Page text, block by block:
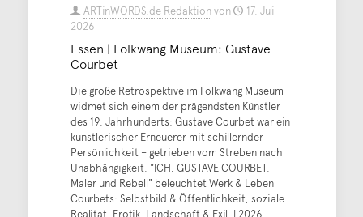
ARTinWORDS.de Redaktionvon
17. Juli
2026
Essen | Folkwang Museum: Gustave
Courbet
Die große Retrospektive im Folkwang Museum
widmet sich einem der prägendsten Künstler
des 19. Jahrhunderts: Gustave Courbet war ein
künstlerischer Erneuerer mit schillernder
Persönlichkeit – getrieben vom Streben nach
Unabhängigkeit. "ICH, GUSTAVE COURBET.
Maler und Rebell" beleuchtet Werk & Leben
Courbets: Selbstbild & Öffentlichkeit, soziale
Realität, Erotik, Landschaft & Exil. | 2026